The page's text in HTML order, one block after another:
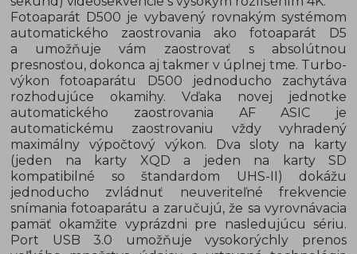
Fotoaparát D500 je vybavený rovnakým systémom
automatického zaostrovania ako fotoaparát D5
a umožňuje vám zaostrovať s absolútnou
presnosťou, dokonca aj takmer v úplnej tme. Turbo-
výkon fotoaparátu D500 jednoducho zachytáva
rozhodujúce okamihy. Vďaka novej jednotke
automatického zaostrovania AF ASIC je
automatickému zaostrovaniu vždy vyhradený
maximálny výpočtový výkon. Dva sloty na karty
(jeden na karty XQD a jeden na karty SD
kompatibilné so štandardom UHS-II) dokážu
jednoducho zvládnuť neuveriteľné frekvencie
snímania fotoaparátu a zaručujú, že sa vyrovnávacia
pamäť okamžite vyprázdni pre nasledujúcu sériu.
Port USB 3.0 umožňuje vysokorýchly prenos